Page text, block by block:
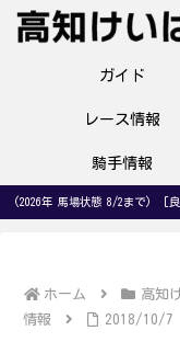
ガイド
レース情報
騎手情報
(2026年 馬場状態 8/2まで)
ホーム 高知
情報
2018/10/7